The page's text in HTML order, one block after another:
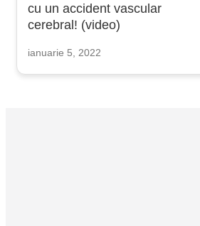
cu un accident vascular
cerebral! (video)
ianuarie 5, 2022